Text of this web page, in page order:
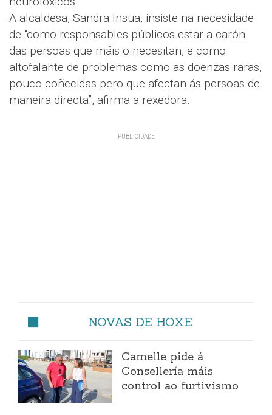
A alcaldesa, Sandra Insua, insiste na necesidade
de “como responsables públicos estar a carón
das persoas que máis o necesitan, e como
altofalante de problemas como as doenzas raras,
pouco coñecidas pero que afectan ás persoas de
maneira directa”, afirma a rexedora.
NOVAS DE HOXE
Camelle pide á
Consellería máis
control ao furtivismo